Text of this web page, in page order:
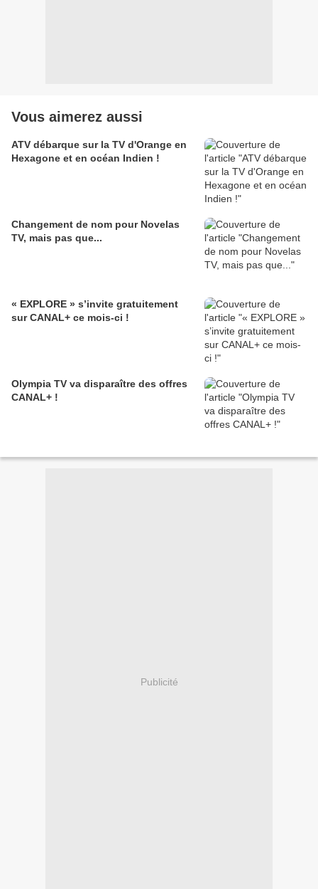
Vous aimerez aussi
ATV débarque sur la TV d'Orange en
Hexagone et en océan Indien !
Changement de nom pour Novelas
TV, mais pas que...
« EXPLORE » s’invite gratuitement
sur CANAL+ ce mois-ci !
Olympia TV va disparaître des offres
CANAL+ !
Publicité